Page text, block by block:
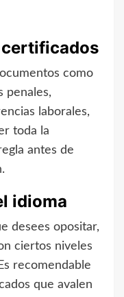
certificados
como
penales,
laborales,
toda la
antes de
idioma
desees opositar,
ciertos niveles
recomendable
que avalen